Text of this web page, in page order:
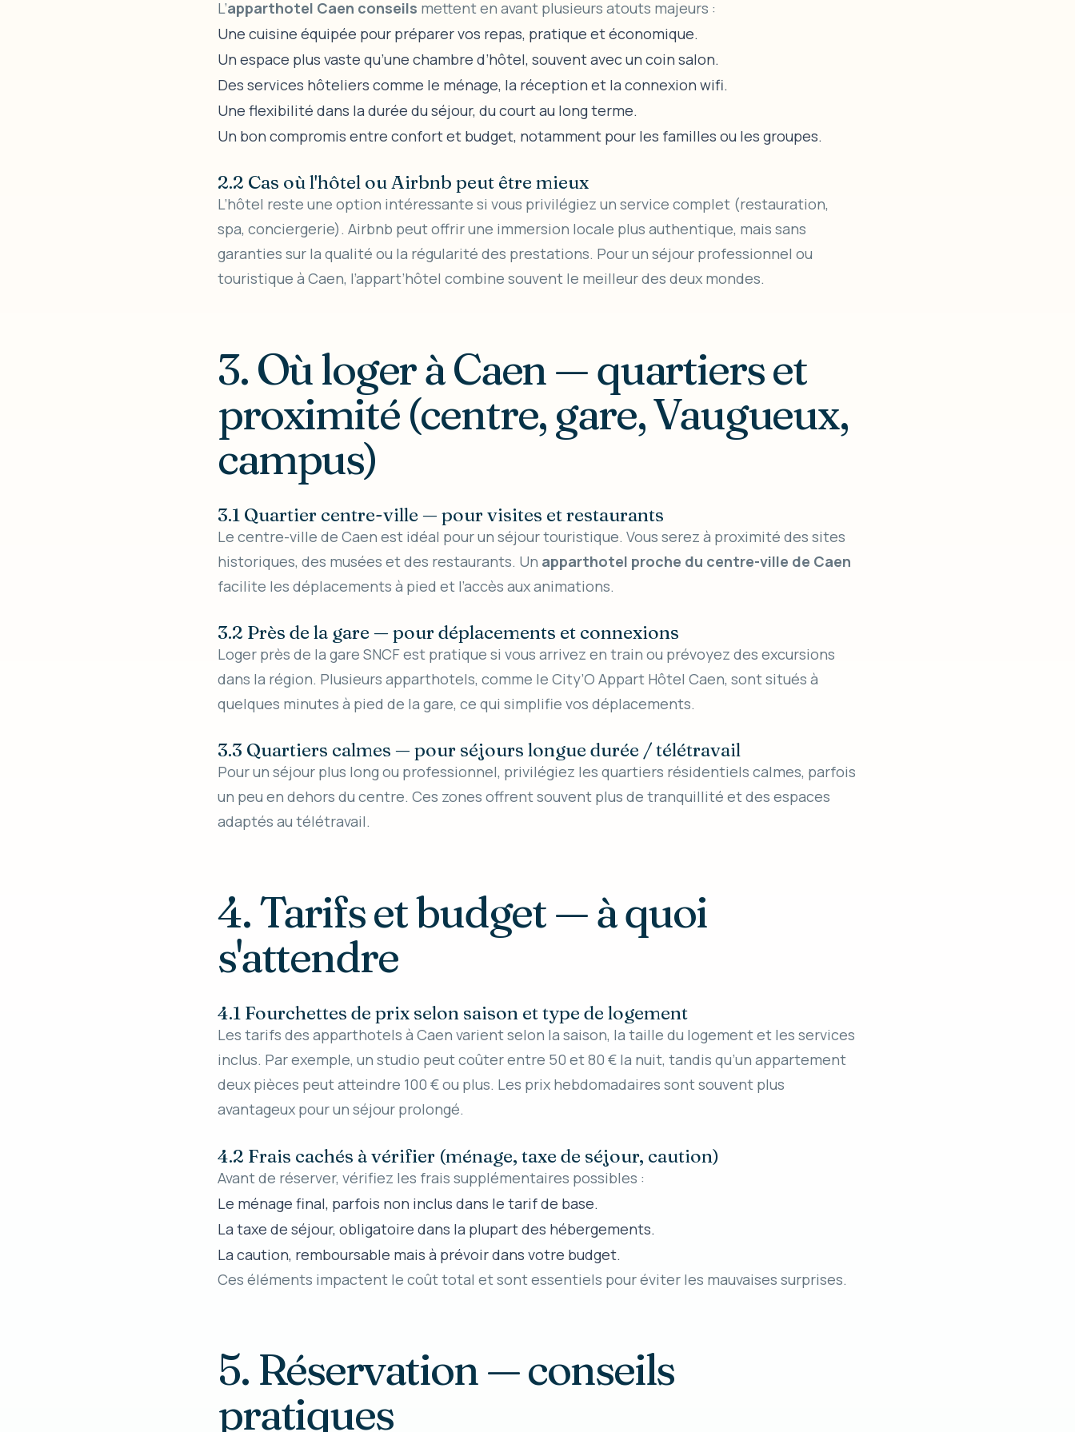
L’apparthotel Caen conseils mettent en avant plusieurs atouts majeurs :
Une cuisine équipée pour préparer vos repas, pratique et économique.
Un espace plus vaste qu’une chambre d’hôtel, souvent avec un coin salon.
Des services hôteliers comme le ménage, la réception et la connexion wifi.
Une flexibilité dans la durée du séjour, du court au long terme.
Un bon compromis entre confort et budget, notamment pour les familles ou les groupes.
2.2 Cas où l'hôtel ou Airbnb peut être mieux
L’hôtel reste une option intéressante si vous privilégiez un service complet (restauration,
spa, conciergerie). Airbnb peut offrir une immersion locale plus authentique, mais sans
garanties sur la qualité ou la régularité des prestations. Pour un séjour professionnel ou
touristique à Caen, l’appart’hôtel combine souvent le meilleur des deux mondes.
3. Où loger à Caen — quartiers et
proximité (centre, gare, Vaugueux,
campus)
3.1 Quartier centre-ville — pour visites et restaurants
Le centre-ville de Caen est idéal pour un séjour touristique. Vous serez à proximité des sites
historiques, des musées et des restaurants. Un apparthotel proche du centre-ville de Caen
facilite les déplacements à pied et l’accès aux animations.
3.2 Près de la gare — pour déplacements et connexions
Loger près de la gare SNCF est pratique si vous arrivez en train ou prévoyez des excursions
dans la région. Plusieurs apparthotels, comme le City’O Appart Hôtel Caen, sont situés à
quelques minutes à pied de la gare, ce qui simplifie vos déplacements.
3.3 Quartiers calmes — pour séjours longue durée / télétravail
Pour un séjour plus long ou professionnel, privilégiez les quartiers résidentiels calmes, parfois
un peu en dehors du centre. Ces zones offrent souvent plus de tranquillité et des espaces
adaptés au télétravail.
4. Tarifs et budget — à quoi
s'attendre
4.1 Fourchettes de prix selon saison et type de logement
Les tarifs des apparthotels à Caen varient selon la saison, la taille du logement et les services
inclus. Par exemple, un studio peut coûter entre 50 et 80 € la nuit, tandis qu’un appartement
deux pièces peut atteindre 100 € ou plus. Les prix hebdomadaires sont souvent plus
avantageux pour un séjour prolongé.
4.2 Frais cachés à vérifier (ménage, taxe de séjour, caution)
Avant de réserver, vérifiez les frais supplémentaires possibles :
Le ménage final, parfois non inclus dans le tarif de base.
La taxe de séjour, obligatoire dans la plupart des hébergements.
La caution, remboursable mais à prévoir dans votre budget.
Ces éléments impactent le coût total et sont essentiels pour éviter les mauvaises surprises.
5. Réservation — conseils
pratiques